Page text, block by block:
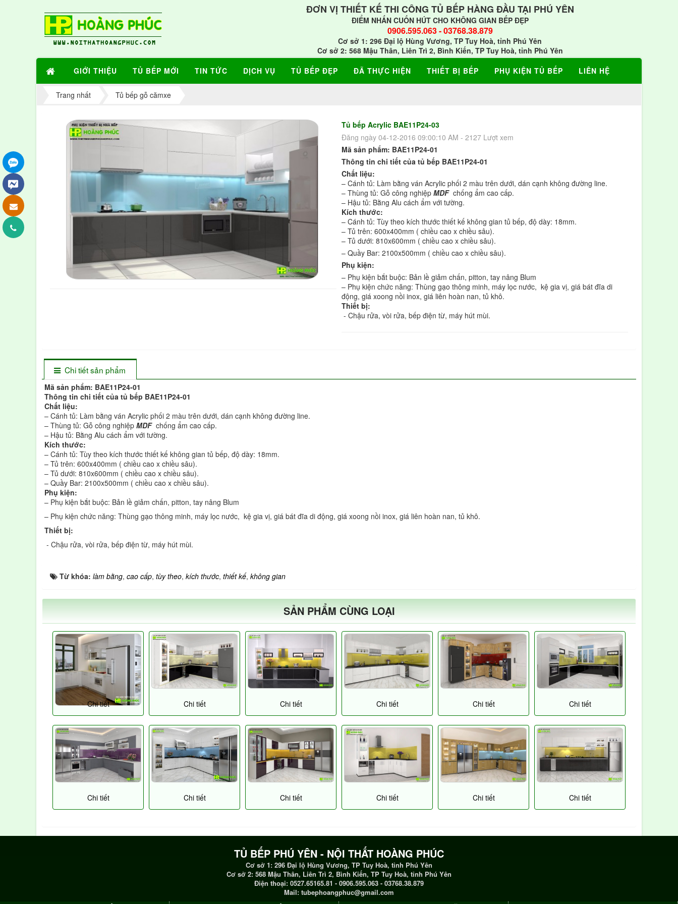
ĐƠN VỊ THIẾT KẾ THI CÔNG TỦ BẾP HÀNG ĐẦU TẠI PHÚ YÊN
ĐIỂM NHẤN CUỐN HÚT CHO KHÔNG GIAN BẾP ĐẸP
0906.595.063-03768.38.879
Cơ sở 1: 296 Đại lộ Hùng Vương, TP Tuy Hoà, tỉnh Phú Yên
Cơ sở 2: 568 Mậu Thân, Liên Trì 2, Bình Kiến, TP Tuy Hoà, tỉnh Phú Yên
GIỚI THIỆU
TỦ BẾP MỚI TIN TỨC DỊCH VỤ TỦ BẾP ĐẸP ĐÃ THỰC HIỆN THIẾT BỊ BẾP PHỤ KIỆN TỦ BẾP LIÊN HỆ
Trang nhất Tủ bếp gỗ cămxe
Tủ bếp Acrylic BAE11P24-03
Đăng ngày 04-12-2016 09:00:10 AM - 2127 Lượt xem
Mã sản phẩm: BAE11P24-01
Thông tin chi tiết của tủ bếp BAE11P24-01
Chất liệu:
– Cánh tủ: Làm bằng ván Acrylic phối 2 màu trên dưới, dán cạnh không đường line.
– Thùng tủ: Gỗ công nghiệp MDF chống ẩm cao cấp.
– Hậu tủ: Bằng Alu cách ẩm với tường.
Kích thước:
– Cánh tủ: Tùy theo kích thước thiết kế không gian tủ bếp, độ dày: 18mm.
– Tủ trên: 600x400mm ( chiều cao x chiều sâu).
– Tủ dưới: 810x600mm ( chiều cao x chiều sâu).
– Quầy Bar: 2100x500mm ( chiều cao x chiều sâu).
Phụ kiện:
– Phụ kiện bắt buộc: Bản lề giảm chấn, pitton, tay nâng Blum
– Phụ kiện chức năng: Thùng gạo thông minh, máy lọc nước, kệ gia vị, giá bát đĩa di
động, giá xoong nồi inox, giá liên hoàn nan, tủ khô.
Thiết bị:
- Chậu rửa, vòi rửa, bếp điện từ, máy hút mùi.
Chi tiết sản phẩm
Mã sản phẩm: BAE11P24-01
Thông tin chi tiết của tủ bếp BAE11P24-01
Chất liệu:
– Cánh tủ: Làm bằng ván Acrylic phối 2 màu trên dưới, dán cạnh không đường line.
– Thùng tủ: Gỗ công nghiệp MDF chống ẩm cao cấp.
– Hậu tủ: Bằng Alu cách ẩm với tường.
Kích thước:
– Cánh tủ: Tùy theo kích thước thiết kế không gian tủ bếp, độ dày: 18mm.
– Tủ trên: 600x400mm ( chiều cao x chiều sâu).
– Tủ dưới: 810x600mm ( chiều cao x chiều sâu).
– Quầy Bar: 2100x500mm ( chiều cao x chiều sâu).
Phụ kiện:
– Phụ kiện bắt buộc: Bản lề giảm chấn, pitton, tay nâng Blum
– Phụ kiện chức năng: Thùng gạo thông minh, máy lọc nước, kệ gia vị, giá bát đĩa di động, giá xoong nồi inox, giá liên hoàn nan, tủ khô.
Thiết bị:
- Chậu rửa, vòi rửa, bếp điện từ, máy hút mùi.
Từ khóa: làm bằng, cao cấp, tùy theo, kích thước, thiết kế, không gian
SẢN PHẨM CÙNG LOẠI
Chi tiết Chi tiết Chi tiết Chi tiết Chi tiết Chi tiết
Chi tiết Chi tiết Chi tiết Chi tiết Chi tiết Chi tiết
TỦ BẾP PHÚ YÊN - NỘI THẤT HOÀNG PHÚC
Cơ sở 1: 296 Đại lộ Hùng Vương, TP Tuy Hoà, tỉnh Phú Yên
Cơ sở 2: 568 Mậu Thân, Liên Trì 2, Bình Kiến, TP Tuy Hoà, tỉnh Phú Yên
Điện thoại: 0527.65165.81 - 0906.595.063 - 03768.38.879
Mail: tubephoangphuc@gmail.com